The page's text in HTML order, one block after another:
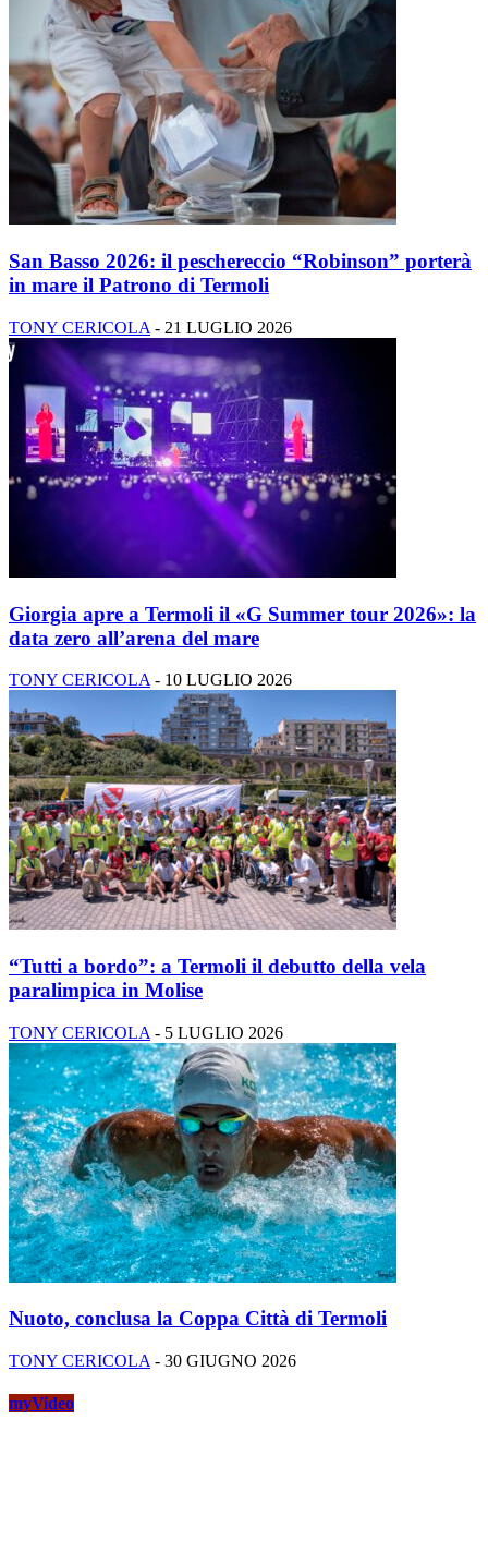
San Basso 2026: il peschereccio “Robinson” porterà
in mare il Patrono di Termoli
TONY CERICOLA - 21 LUGLIO 2026
Giorgia apre a Termoli il «G Summer tour 2026»: la
data zero all’arena del mare
TONY CERICOLA - 10 LUGLIO 2026
“Tutti a bordo”: a Termoli il debutto della vela
paralimpica in Molise
TONY CERICOLA - 5 LUGLIO 2026
Nuoto, conclusa la Coppa Città di Termoli
TONY CERICOLA - 30 GIUGNO 2026
myVideo